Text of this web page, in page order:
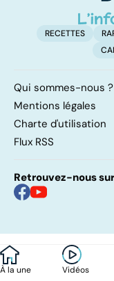
À la une Vidéos
RECETTES
Qui sommes-nous ?
Mentions légales
Charte d'utilisation
Flux RSS
Retrouvez-nous sur